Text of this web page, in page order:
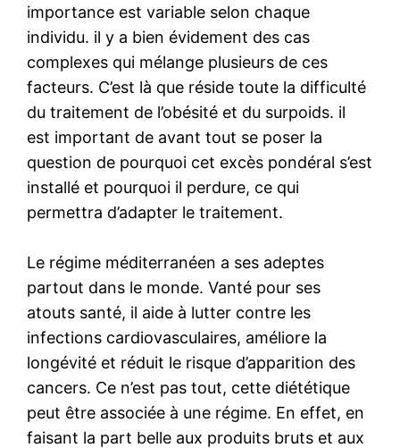
importance est variable selon chaque
individu. il y a bien évidement des cas
complexes qui mélange plusieurs de ces
facteurs. C’est là que réside toute la difficulté
du traitement de l’obésité et du surpoids. il
est important de avant tout se poser la
question de pourquoi cet excès pondéral s’est
installé et pourquoi il perdure, ce qui
permettra d’adapter le traitement.
Le régime méditerranéen a ses adeptes
partout dans le monde. Vanté pour ses
atouts santé, il aide à lutter contre les
infections cardiovasculaires, améliore la
longévité et réduit le risque d’apparition des
cancers. Ce n’est pas tout, cette diététique
peut être associée à une régime. En effet, en
faisant la part belle aux produits bruts et aux